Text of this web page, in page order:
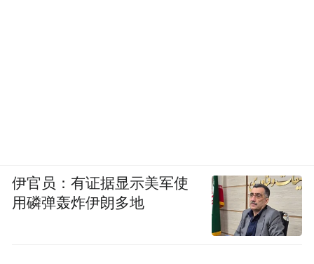
伊官员：有证据显示美军使
用磷弹轰炸伊朗多地